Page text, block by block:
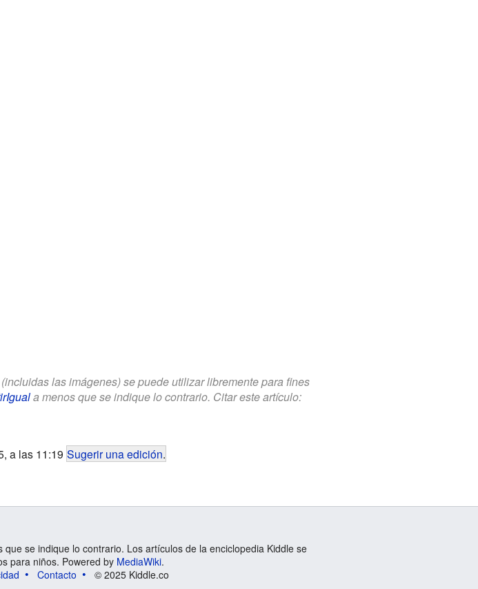
las imágenes) se puede utilizar libremente para fines
a menos que se indique lo contrario. Citar este artículo:
a las 11:19 Sugerir una edición.
que se indique lo contrario. Los artículos de la enciclopedia Kiddle se
para niños. Powered by MediaWiki.
Contacto © 2025 Kiddle.co